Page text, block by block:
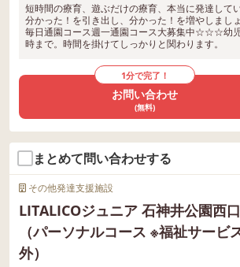
短時間の療育、遊ぶだけの療育、本当に発達して
分かった！を引き出し、分かった！を増やしま
毎日通園コース週一通園コース大募集中☆☆☆幼
時まで。時間を掛けてしっかりと関わります。
1分で完了！
お問い合わせ
(無料)
まとめて問い合わせする
その他発達支援施設
LITALICOジュニア 石神井公園西
（パーソナルコース ※福祉サービ
外）